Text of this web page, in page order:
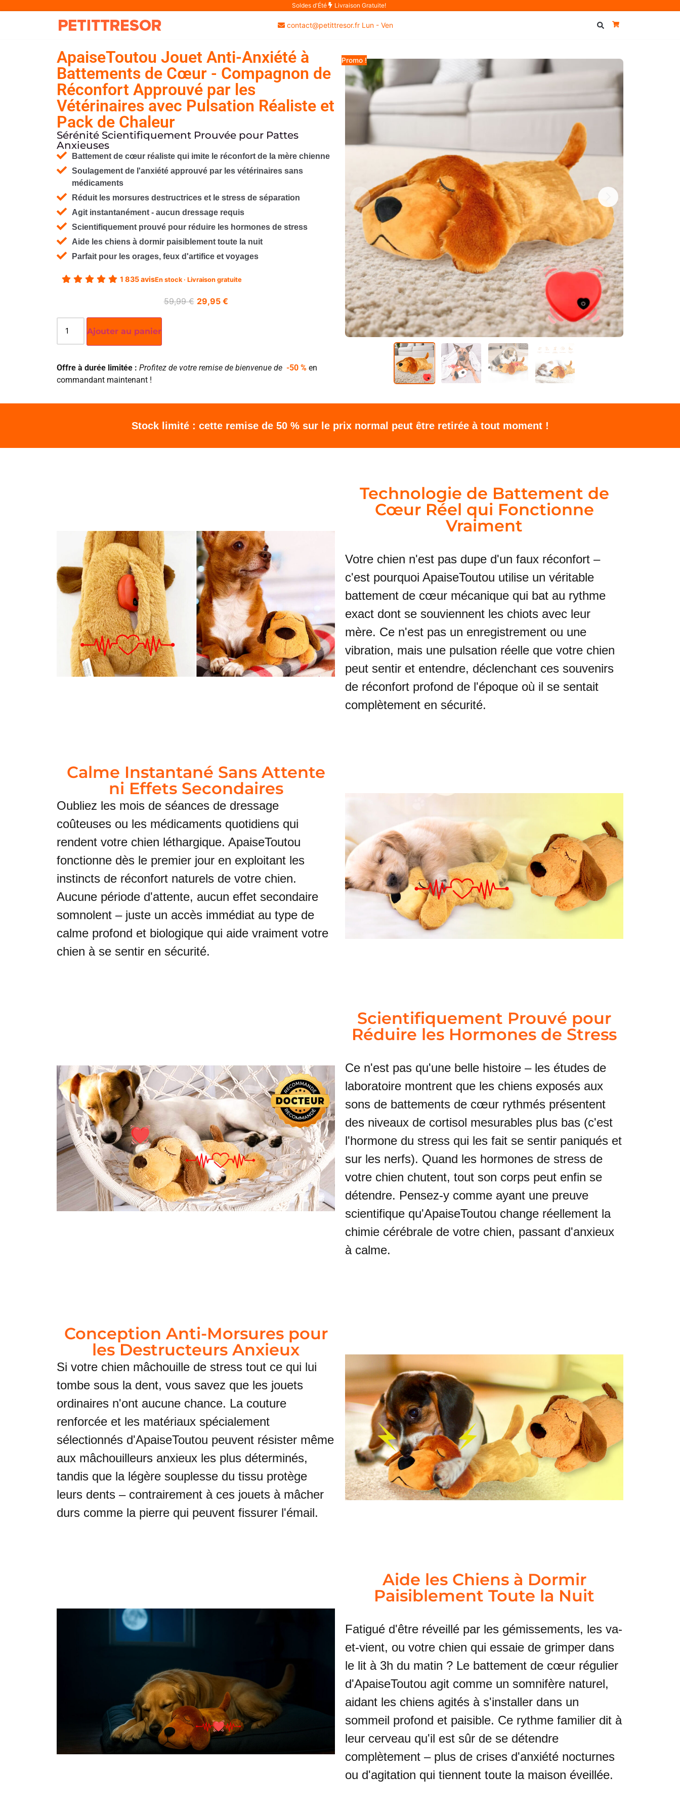
Soldes d'Été Livraison Gratuite!
contact@petittresor.fr Lun - Ven
ApaiseToutou Jouet Anti-Anxiété à
Battements de Cœur - Compagnon de
Réconfort Approuvé par les
Vétérinaires avec Pulsation Réaliste et
Pack de Chaleur
Sérénité Scientifiquement Prouvée pour Pattes
Anxieuses
Battement de cœur réaliste qui imite le réconfort de la mère chienne
Soulagement de l'anxiété approuvé par les vétérinaires sans
médicaments
Réduit les morsures destructrices et le stress de séparation
Agit instantanément - aucun dressage requis
Scientifiquement prouvé pour réduire les hormones de stress
Aide les chiens à dormir paisiblement toute la nuit
Parfait pour les orages, feux d'artifice et voyages
1 835 avisEn stock · Livraison gratuite
59,99€ 29,95 €
Ajouter au panier
Offre à durée limitée : Profitez de votre remise de bienvenue de -50 % en
commandant maintenant !
Promo !
Stock limité : cette remise de 50 % sur le prix normal peut être retirée à tout moment !
Technologie de Battement de
Cœur Réel qui Fonctionne
Vraiment
Votre chien n'est pas dupe d'un faux réconfort –
c'est pourquoi ApaiseToutou utilise un véritable
battement de cœur mécanique qui bat au rythme
exact dont se souviennent les chiots avec leur
mère. Ce n'est pas un enregistrement ou une
vibration, mais une pulsation réelle que votre chien
peut sentir et entendre, déclenchant ces souvenirs
de réconfort profond de l'époque où il se sentait
complètement en sécurité.
Calme Instantané Sans Attente
ni Effets Secondaires
Oubliez les mois de séances de dressage
coûteuses ou les médicaments quotidiens qui
rendent votre chien léthargique. ApaiseToutou
fonctionne dès le premier jour en exploitant les
instincts de réconfort naturels de votre chien.
Aucune période d'attente, aucun effet secondaire
somnolent – juste un accès immédiat au type de
calme profond et biologique qui aide vraiment votre
chien à se sentir en sécurité.
Scientifiquement Prouvé pour
Réduire les Hormones de Stress
Ce n'est pas qu'une belle histoire – les études de
laboratoire montrent que les chiens exposés aux
sons de battements de cœur rythmés présentent
des niveaux de cortisol mesurables plus bas (c'est
l'hormone du stress qui les fait se sentir paniqués et
sur les nerfs). Quand les hormones de stress de
votre chien chutent, tout son corps peut enfin se
détendre. Pensez-y comme ayant une preuve
scientifique qu'ApaiseToutou change réellement la
chimie cérébrale de votre chien, passant d'anxieux
à calme.
Conception Anti-Morsures pour
les Destructeurs Anxieux
Si votre chien mâchouille de stress tout ce qui lui
tombe sous la dent, vous savez que les jouets
ordinaires n'ont aucune chance. La couture
renforcée et les matériaux spécialement
sélectionnés d'ApaiseToutou peuvent résister même
aux mâchouilleurs anxieux les plus déterminés,
tandis que la légère souplesse du tissu protège
leurs dents – contrairement à ces jouets à mâcher
durs comme la pierre qui peuvent fissurer l'émail.
Aide les Chiens à Dormir
Paisiblement Toute la Nuit
Fatigué d'être réveillé par les gémissements, les va-
et-vient, ou votre chien qui essaie de grimper dans
le lit à 3h du matin ? Le battement de cœur régulier
d'ApaiseToutou agit comme un somnifère naturel,
aidant les chiens agités à s'installer dans un
sommeil profond et paisible. Ce rythme familier dit à
leur cerveau qu'il est sûr de se détendre
complètement – plus de crises d'anxiété nocturnes
ou d'agitation qui tiennent toute la maison éveillée.